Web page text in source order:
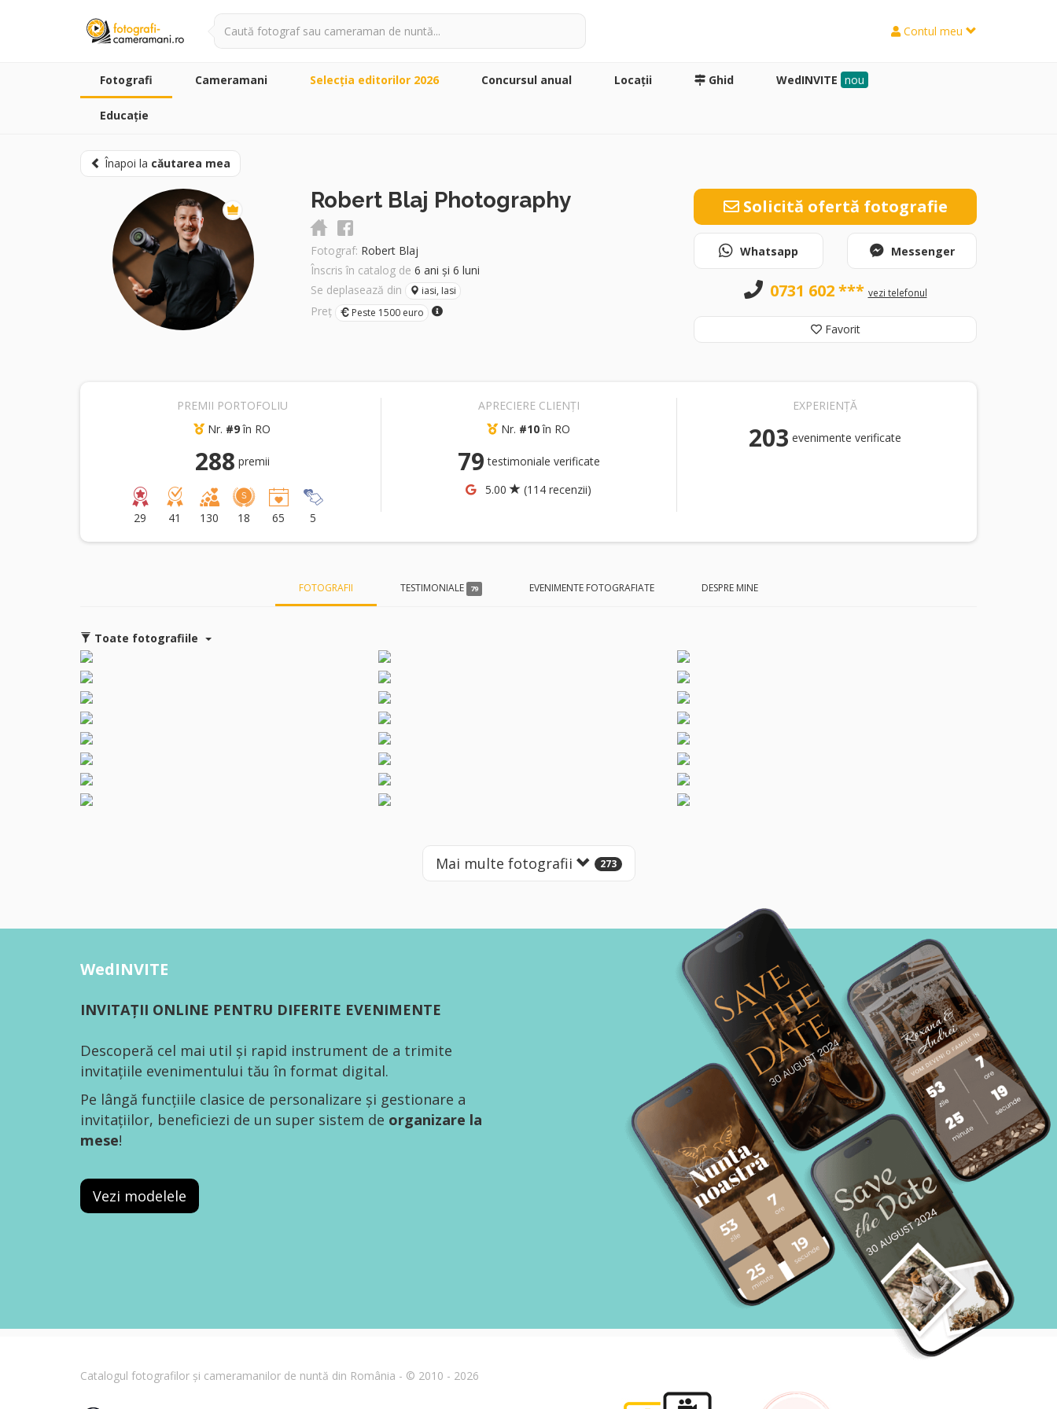
Contul meu
Fotografi Cameramani Selecţia editorilor 2026 Concursul anual Locaţii Ghid WedINVITE nou
Educație
Înapoi la căutarea mea
Robert Blaj Photography
Fotograf: Robert Blaj
Înscris în catalog de 6 ani și 6 luni
Se deplasează din
iasi, Iasi
Preț Peste 1500 euro
Solicită ofertă fotografie
Whatsapp Messenger
0731 602 *** vezi telefonul
Favorit
PREMII PORTOFOLIU
Nr. #9în RO
288 premii
29 41 130 18 65 5
APRECIERE CLIENȚI
Nr. #10în RO
79 testimoniale verificate
5.00
(114 recenzii)
EXPERIENȚĂ
203 evenimente verificate
FOTOGRAFII TESTIMONIALE 79 EVENIMENTE FOTOGRAFIATE DESPRE MINE
Toate fotografiile
Mai multe fotografii 273
WedINVITE
INVITAȚII ONLINE PENTRU DIFERITE EVENIMENTE
Descoperă cel mai util și rapid instrument de a trimite
invitațiile evenimentului tău în format digital.
Pe lângă funcțiile clasice de personalizare și gestionare a
invitațiilor, beneficiezi de un super sistem de organizare la
mese!
Vezi modelele
Catalogul fotografilor și cameramanilor de nuntă din România - © 2010 - 2026